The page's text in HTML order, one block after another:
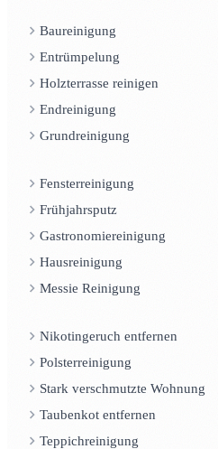
Baureinigung
Entrümpelung
Holzterrasse reinigen
Endreinigung
Grundreinigung
Fensterreinigung
Frühjahrsputz
Gastronomiereinigung
Hausreinigung
Messie Reinigung
Nikotingeruch entfernen
Polsterreinigung
Stark verschmutzte Wohnung
Taubenkot entfernen
Teppichreinigung